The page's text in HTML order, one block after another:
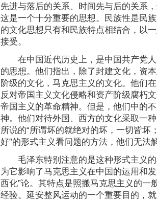
先进与落后的关系、时间先与后的关系
这是一个十分重要的思想。民族性是民
的文化思想只有和民族特点相结合，以
接受。
在中国近代历史上，是中国共产党人
的思想。他们指出，除了封建文化，资
阶级的文化，马克思主义的文化。他们
反对帝国主义文化侵略和资产阶级腐朽
帝国主义的革命精神。但是，他们中的
神。他们对待外国、西方的文化采取一
所说的“所谓坏的就绝对的坏，一切皆坏
好”的形式主义看问题的方法，他们无法
毛泽东特别注意的是这种形式主义的
为它影响了马克思主义在中国的运用和
西化”论。其特点是照搬马克思主义的一
经验。延安整风运动的一个重要目的，